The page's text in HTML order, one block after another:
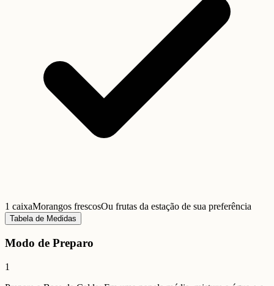
1 caixaMorangos frescosOu frutas da estação de sua preferência
Tabela de Medidas
Modo de Preparo
1